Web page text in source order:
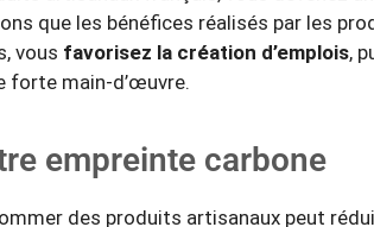
que les bénéfices réalisés par les
vous favorisez la création d’emplois,
forte main-d’œuvre.
empreinte carbone
des produits artisanaux peut